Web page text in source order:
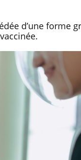
d’une forme